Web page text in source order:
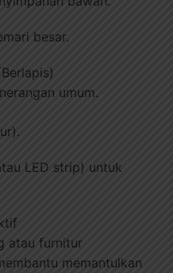
besar.
umum.
LED strip) untuk
atau furnitur
memantulkan